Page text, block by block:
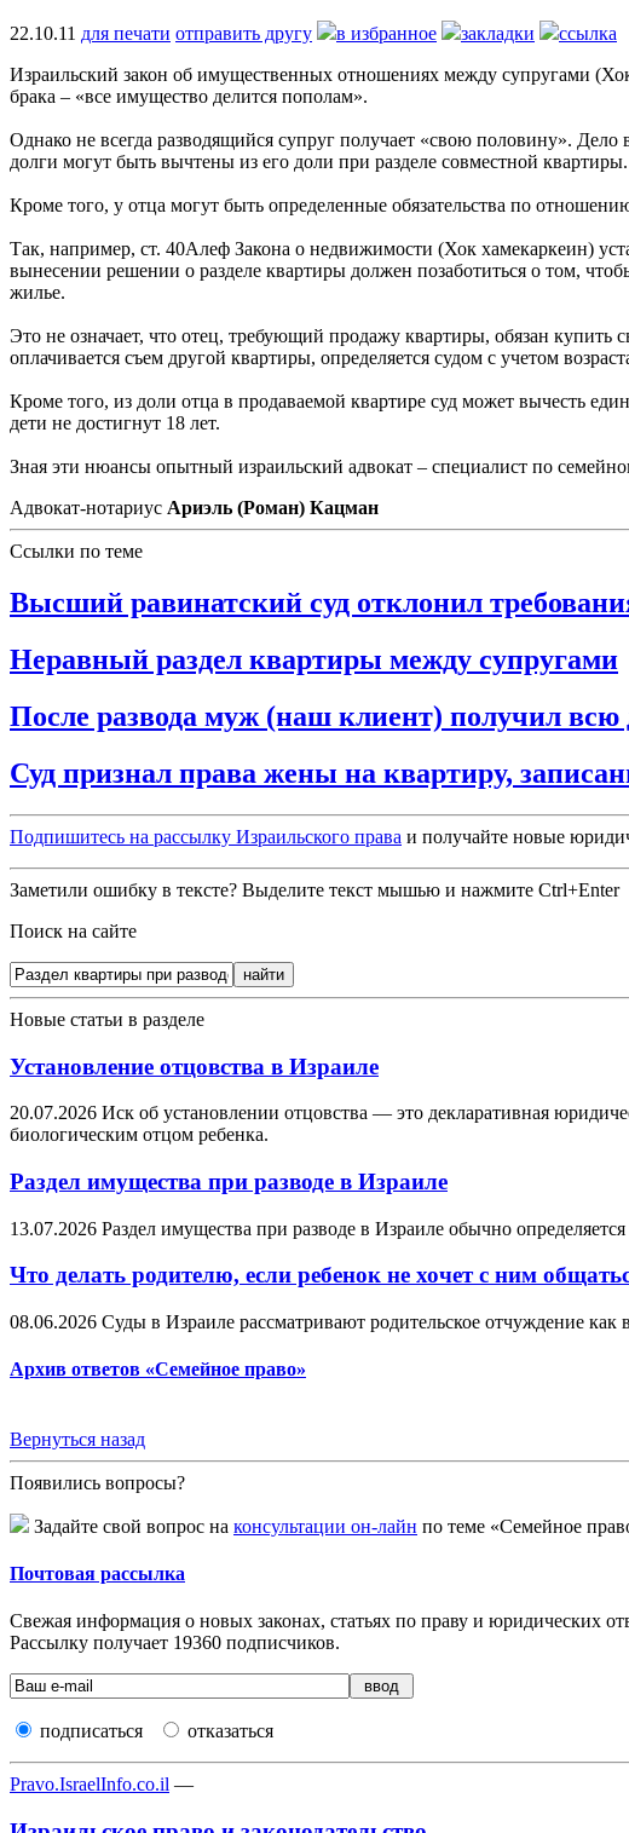
22.10.11 для печати отправить другу в избранное закладки
ссылка
Израильский закон об имущественных отношениях между супругами
брака – «все имущество делится пополам».
Однако не всегда разводящийся супруг получает «свою половину».
долги могут быть вычтены из его доли при разделе совместной квартиры.
Кроме того, у отца могут быть определенные обязательства по
Так, например, ст. 40Алеф Закона о недвижимости (Хок хамекаркеин)
вынесении решении о разделе квартиры должен позаботиться о том,
жилье.
Это не означает, что отец, требующий продажу квартиры, обязан купить
оплачивается съем другой квартиры, определяется судом с учетом
Кроме того, из доли отца в продаваемой квартире суд может вычесть
дети не достигнут 18 лет.
Зная эти нюансы опытный израильский адвокат – специалист по
Адвокат-нотариус Ариэль (Роман) Кацман
Ссылки по теме
Высший равинатский суд отклонил
Неравный раздел квартиры между супругами
После развода муж (наш клиент) получил
Суд признал права жены на квартиру,
Подпишитесь на рассылку Израильского права и получайте новые
Заметили ошибку в тексте? Выделите текст мышью и нажмите Ctrl+Enter
Поиск на сайте
Новые статьи в разделе
Установление отцовства в Израиле
20.07.2026 Иск об установлении отцовства — это декларативная
биологическим отцом ребенка.
Раздел имущества при разводе в Израиле
13.07.2026 Раздел имущества при разводе в Израиле обычно
Что делать родителю, если ребенок не хочет с ним
08.06.2026 Суды в Израиле рассматривают родительское отчуждение как
Архив ответов «Семейное право»
Вернуться назад
Появились вопросы?
Задайте свой вопрос на консультации он-лайн по теме «Семейное
Почтовая рассылка
Свежая информация о новых законах, статьях по праву и юридических
Рассылку получает 19360 подписчиков.
подписаться отказаться
Pravo.IsraelInfo.co.il —